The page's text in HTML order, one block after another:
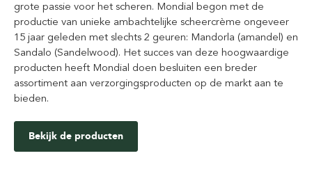
grote passie voor het scheren. Mondial begon met de
productie van unieke ambachtelijke scheercrème ongeveer
15 jaar geleden met slechts 2 geuren: Mandorla (amandel) en
Sandalo (Sandelwood). Het succes van deze hoogwaardige
producten heeft Mondial doen besluiten een breder
assortiment aan verzorgingsproducten op de markt aan te
bieden.
Bekijk de producten